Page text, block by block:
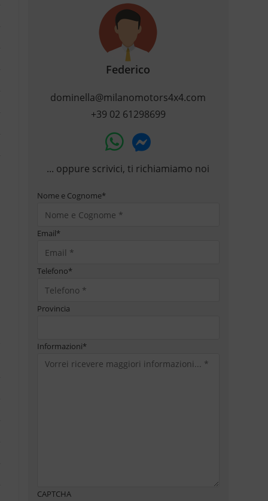
Federico
dominella@milanomotors4x4.com
+39 02 61298699
... oppure scrivici, ti richiamiamo noi
Nome e Cognome*
Email*
Telefono*
Provincia
Informazioni*
CAPTCHA